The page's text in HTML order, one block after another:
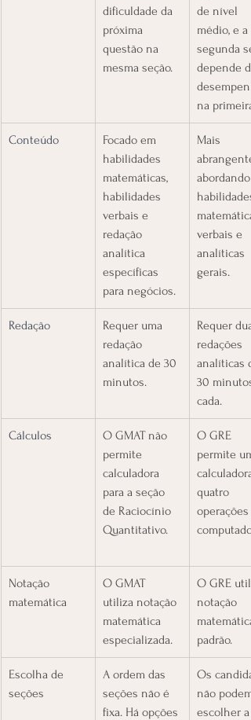
dificuldade da
próxima
questão na
mesma seção.
de nível
médio, e a
segunda
depende
na primeira.
Conteúdo
​Focado em
habilidades
matemáticas,
habilidades
verbais e
redação
analítica
específicas
para negócios.
​Mais
abordando
habilidades
verbais e
analíticas
gerais.
Redação
​Requer uma
redação
analítica de 30
minutos.
​Requer
redações
analíticas
30 minutos
cada.
Cálculos
​O GMAT não
permite
calculadora
para a seção
de Raciocínio
Quantitativo.
​O GRE
permite
quatro
operações
computador.
​Notação
matemática
​O GMAT
utiliza notação
matemática
especializada.
​O GRE
notação
matemática
padrão.
​Escolha de
seções
​A ordem das
seções nāo é
fixa. Há opções
​Os
nāo podem
escolher a